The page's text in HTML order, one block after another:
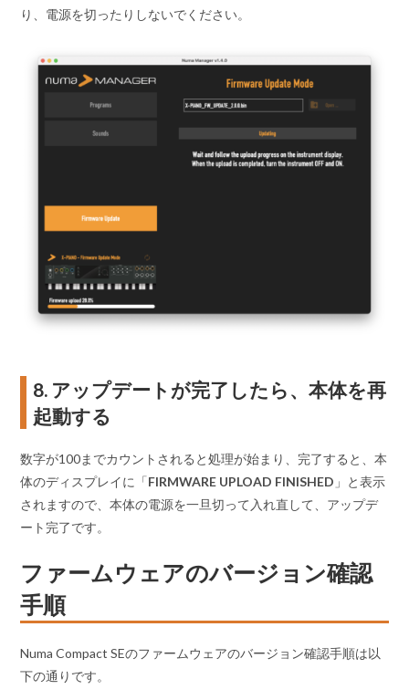
り、電源を切ったりしないでください。
8. アップデートが完了したら、本体を再
起動する
数字が100までカウントされると処理が始まり、完了すると、本
体のディスプレイに「FIRMWARE UPLOAD FINISHED 」と表示
されますので、本体の電源を一旦切って入れ直して、アップデ
ート完了です。
ファームウェアのバージョン確認
手順
Numa Compact SEのファームウェアのバージョン確認手順は以
下の通りです。